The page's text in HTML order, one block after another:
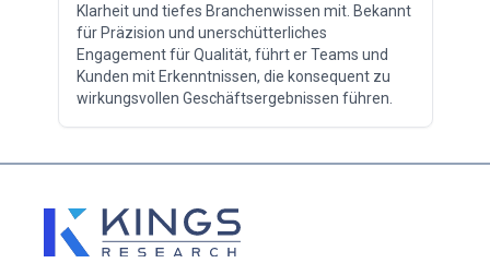
Klarheit und tiefes Branchenwissen mit. Bekannt
für Präzision und unerschütterliches
Engagement für Qualität, führt er Teams und
Kunden mit Erkenntnissen, die konsequent zu
wirkungsvollen Geschäftsergebnissen führen.